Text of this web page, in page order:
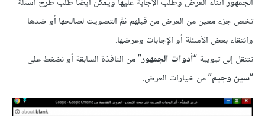
تخص جزء معين من العرض من قبلهم ثمَّ التصويت لصالحها أو ضدها
وانتقاء بعض الأسئلة أو الإجابات وعرضها.
ننتقل إلى تبويبة “أدوات الجمهور” من النافذة السابقة أو نضغط على
“سين وجيم” من خيارات العرض.